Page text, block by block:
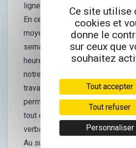
ligne et des lectures. »
En ce qui concerne ses
moyenne 45 minutes à 1h toutes
semaines et offre une
heures. « Ces moments sont
notre dynamique d’équipe et
travail et la relation avec nos
permet de gagner en efficacité
tout en travaillant à une
verbale.»
Au sujet de la dynamique de
Ce site utilise
cookies et
donne le
sur ceux que
souhaitez
Tout accepter
Tout refuser
Personnaliser